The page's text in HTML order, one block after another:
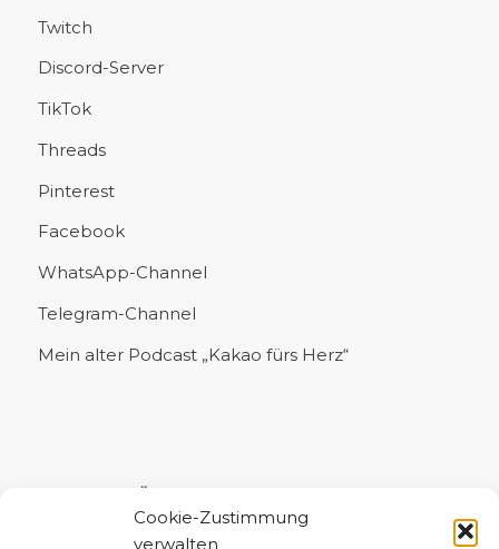
Cookie-Zustimmung
verwalten
Twitch
Discord-Server
TikTok
Threads
Pinterest
Facebook
WhatsApp-Channel
Telegram-Channel
Mein alter Podcast „Kakao fürs Herz“